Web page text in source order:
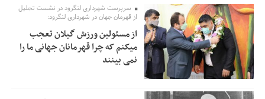
9:34 خبرنگارانی که جنگ را برای تاریخ نوشتند
9:32
پشتیبانی از زنجیره ارزش بادام زمینی در اولویت سیاست‌های
حمایتی گیلان است
12:46 بخش دوم گفت‌وگوی پزشکیان با مردم امشب پخش می‌شود
سرپرست شهرداری لنگرود در نشست تجلیل
از قهرمان جهان در شهرداری لنگرود:
از مسئولین ورزش گیلان تعجب
میکنم که چرا قهرمانان جهانی ما را
نمی بینند